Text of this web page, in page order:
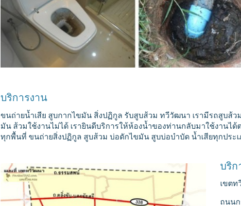
บริการงาน
ขนถ่ายน้ำเสีย สูบกากไขมัน สิ่งปฏิกูล รับสูบส้วม ทวีวัฒนา เรามีรถสูบส้
มัน ส้วมใช้งานไม่ได้ เรายินดีบริการให้ห้องน้ำของท่านกลับมาใช้งานไ
ทุกพื้นที่ ขนถ่ายสิ่งปฏิกูล สูบส้วม บ่อดักไขมัน สูบบ่อบำบัด น้ำเสียทุกประ
บริ
เขต
ถนน